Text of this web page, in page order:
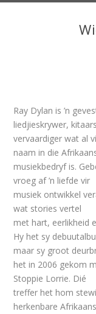
Ray Dylan is ’n
liedjieskrywer,
vervaardiger wat al
naam in die
musiekbedryf is.
vroeg af ’n liefde vir
musiek ontwikkel
wat stories vertel
met hart, eerlikheid
Hy het sy
maar sy groot
het in 2006 gekom
Stoppie Lorrie. Dié
treffer het hom
herkenbare